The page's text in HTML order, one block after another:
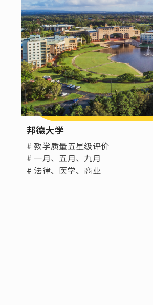
邦德大学
# 教学质量五星级评价
# 一月、五月、九月
# 法律、医学、商业